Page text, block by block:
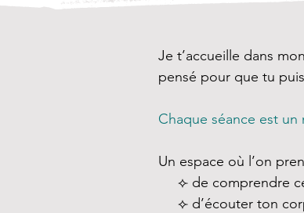
Je t’accueille dans
pensé pour que tu
Chaque séance est
Un espace où l’on
⟣ de comprendre
⟣ d’écouter ton